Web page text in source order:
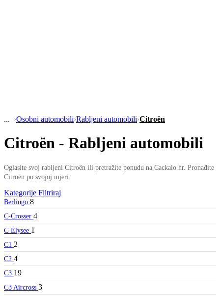
›Osobni automobili›Rabljeni automobili›Citroën
Citroën - Rabljeni automobili
Oglasite svoj rabljeni Citroën ili pretražite ponudu na Cackalo.hr. Pronađite
Citroën po svojoj mjeri.
Kategorije Filtriraj
Berlingo 8
C-Crosser 4
C-Elysee 1
C1 2
C2 4
C3 19
C3 Aircross 3